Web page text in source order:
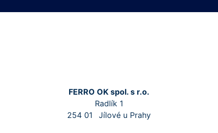
FERRO OK spol. s r.o.
Radlík 1
254 01
Jílové u Prahy